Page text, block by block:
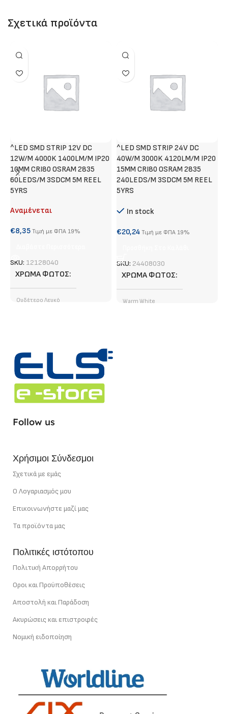
Σχετικά προϊόντα
^LED SMD STRIP 12V DC
12W/M 4000K 1400LM/M IP20
10MM CRI80 OSRAM 2835
60LEDS/M 3SDCM 5M REEL
5YRS
Αναμένεται
€8,35 Τιμή με ΦΠΑ 19%
SKU: 12128040
ΧΡΏΜΑ ΦΩΤΌΣ
Ουδέτερο Λευκό
1400 lm/ m
ΤΎΠΟΣ LED CHIP SMD
^LED SMD STRIP 24V DC
40W/M 3000K 4120LM/M IP20
15MM CRI80 OSRAM 2835
240LEDS/M 3SDCM 5M REEL
5YRS
In stock
€20,24 Τιμή με ΦΠΑ 19%
SKU: 24408030
ΧΡΏΜΑ ΦΩΤΌΣ
Warm White
Follow us
Χρήσιμοι Σύνδεσμοι
Σχετικά με εμάς
Ο Λογαριασμός μου
Επικοινωνήστε μαζί μας
Τα προϊόντα μας
Πολιτικές ιστότοπου
Πολιτική Απορρήτου
Οροι και Προϋποθέσεις
Αποστολή και Παράδοση
Ακυρώσεις και επιστροφές
Νομική ειδοποίηση